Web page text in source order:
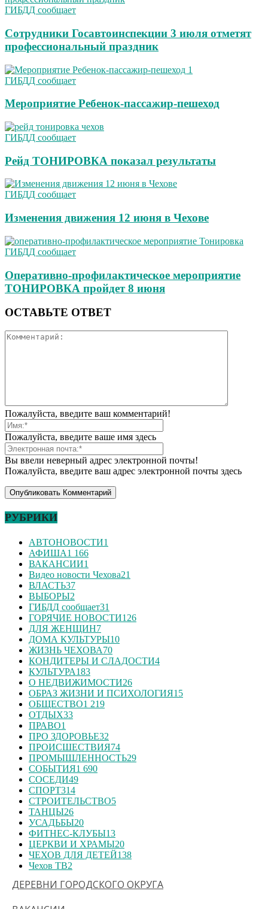
ГИБДД сообщает
Сотрудники Госавтоинспекции 3 июля отметят
профессиональный праздник
ГИБДД сообщает
Мероприятие Ребенок-пассажир-пешеход
ГИБДД сообщает
Рейд ТОНИРОВКА показал результаты
ГИБДД сообщает
Изменения движения 12 июня в Чехове
ГИБДД сообщает
Оперативно-профилактическое мероприятие
ТОНИРОВКА пройдет 8 июня
ОСТАВЬТЕ ОТВЕТ
Пожалуйста, введите ваш комментарий!
Пожалуйста, введите ваше имя здесь
Вы ввели неверный адрес электронной почты!
Пожалуйста, введите ваш адрес электронной почты здесь
РУБРИКИ
АВТОНОВОСТИ1
АФИША1 166
ВАКАНСИИ1
Видео новости Чехова21
ВЛАСТЬ37
ВЫБОРЫ2
ГИБДД сообщает31
ГОРЯЧИЕ НОВОСТИ126
ДЛЯ ЖЕНЩИН7
ДОМА КУЛЬТУРЫ10
ЖИЗНЬ ЧЕХОВА70
КОНДИТЕРЫ И СЛАДОСТИ4
КУЛЬТУРА183
О НЕДВИЖИМОСТИ26
ОБРАЗ ЖИЗНИ И ПСИХОЛОГИЯ15
ОБЩЕСТВО1 219
ОТДЫХ33
ПРАВО1
ПРО ЗДОРОВЬЕ32
ПРОИСШЕСТВИЯ74
ПРОМЫШЛЕННОСТЬ29
СОБЫТИЯ1 690
СОСЕДИ49
СПОРТ314
СТРОИТЕЛЬСТВО5
ТАНЦЫ26
УСАДЬБЫ20
ФИТНЕС-КЛУБЫ13
ЦЕРКВИ И ХРАМЫ20
ЧЕХОВ ДЛЯ ДЕТЕЙ138
Чехов ТВ2
ДЕРЕВНИ ГОРОДСКОГО ОКРУГА